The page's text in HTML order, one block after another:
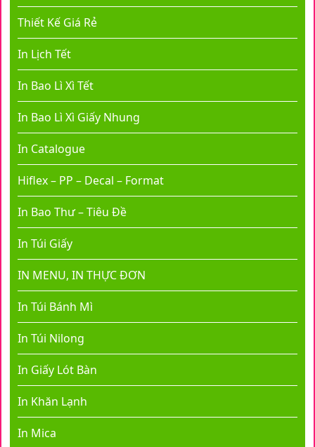
Thiết Kế Giá Rẻ
In Lịch Tết
In Bao Lì Xì Tết
In Bao Lì Xì Giấy Nhung
In Catalogue
Hiflex – PP – Decal – Format
In Bao Thư – Tiêu Đề
In Túi Giấy
IN MENU, IN THỰC ĐƠN
In Túi Bánh Mì
In Túi Nilong
In Giấy Lót Bàn
In Khăn Lạnh
In Mica